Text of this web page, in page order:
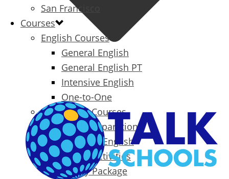
San Francisco
Courses
English Courses
General English
General English PT
Intensive English
One-to-One
Specialized Courses
Exam Preparation
Business English
Packages & Activities
Family Package